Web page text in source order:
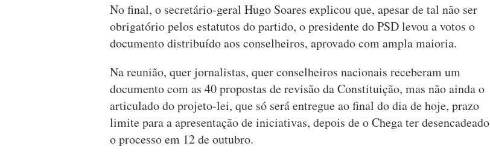
No final, o secretário-geral Hugo Soares explicou que, apesar de tal não ser
obrigatório pelos estatutos do partido, o presidente do PSD levou a votos o
documento distribuído aos conselheiros, aprovado com ampla maioria.
Na reunião, quer jornalistas, quer conselheiros nacionais receberam um
documento com as 40 propostas de revisão da Constituição, mas não ainda o
articulado do projeto-lei, que só será entregue ao final do dia de hoje, prazo
limite para a apresentação de iniciativas, depois de o Chega ter desencadeado
o processo em 12 de outubro.